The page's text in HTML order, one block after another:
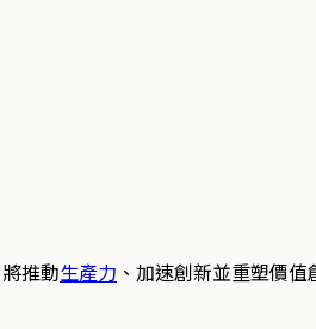
推動生產力 、加速創新並重塑價